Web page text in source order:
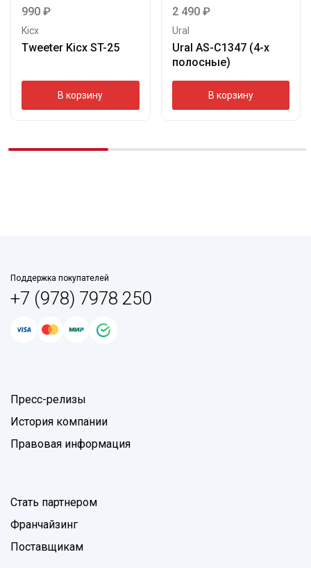
990 ₽
Kicx
Tweeter Kicx ST-25
В корзину
2 490 ₽
Ural
Ural AS-C1347 (4-х
полосные)
В корзину
Поддержка покупателей
+7 (978) 7978 250
Пресс-релизы
История компании
Правовая информация
Стать партнером
Франчайзинг
Поставщикам